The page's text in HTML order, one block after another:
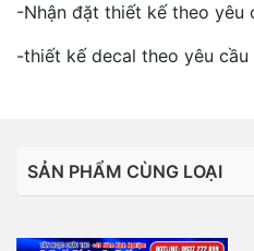
-Nhận đặt thiết kế theo yêu
-thiết kế decal theo yêu cầu
SẢN PHẨM CÙNG LOẠI